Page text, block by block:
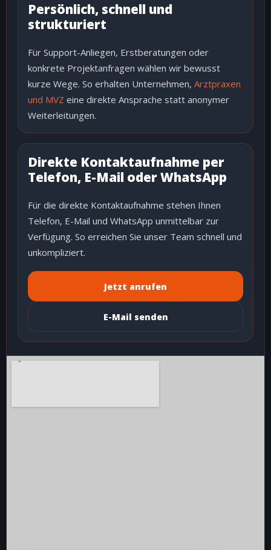
Persönlich, schnell und
strukturiert
Für Support-Anliegen, Erstberatungen oder
konkrete Projektanfragen wählen wir bewusst
kurze Wege. So erhalten Unternehmen, Arztpraxen
und MVZ eine direkte Ansprache statt anonymer
Weiterleitungen.
Direkte Kontaktaufnahme per
Telefon, E-Mail oder WhatsApp
Für die direkte Kontaktaufnahme stehen Ihnen
Telefon, E-Mail und WhatsApp unmittelbar zur
Verfügung. So erreichen Sie unser Team schnell und
unkompliziert.
Jetzt anrufen
E-Mail senden